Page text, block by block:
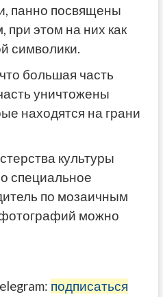
панно посвящены
этом на них как
символики.
большая часть
уничтожены
находятся на грани
культуры
специальное
по мозаичным
можно
подписаться